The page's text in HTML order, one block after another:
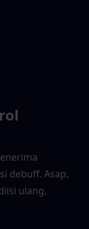
debuff. Asap,
ulang,